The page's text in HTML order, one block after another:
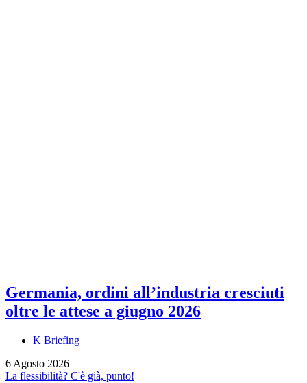
Germania, ordini all’industria cresciuti
oltre le attese a giugno 2026
K Briefing
6 Agosto 2026
La flessibilità? C'è già, punto!